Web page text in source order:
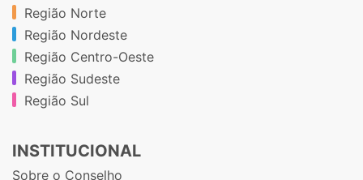
Região Norte
Região Nordeste
Região Centro-Oeste
Região Sudeste
Região Sul
INSTITUCIONAL
Sobre o Conselho